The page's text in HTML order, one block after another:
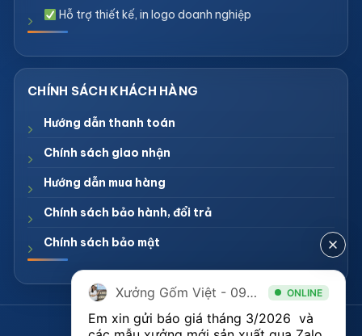
Hỗ trợ thiết kế, in logo doanh nghiệp
Hướng dẫn thanh toán
Chính sách giao nhận
Hướng dẫn mua hàng
Chính sách bảo hành, đổi trả
Chính sách bảo mật
CÔNG TY TNHH XƯỞNG GỐM VIỆT
Xưởng Gốm Việt - 094.1900.823 ONLINE
Em xin gửi báo giá tháng 3/2026  và